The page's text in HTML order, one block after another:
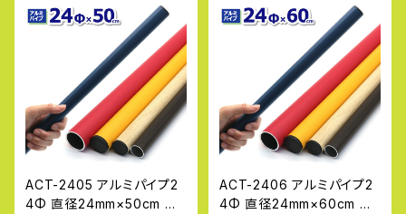
菜園 太陽光発電 クランプ
単管パイプ ジョイント タン
ACT-2405 アルミパイプ2
4Φ 直径24mm×50cm 厚
ACT-2406 アルミパイプ2
4Φ 直径24mm×60cm 厚